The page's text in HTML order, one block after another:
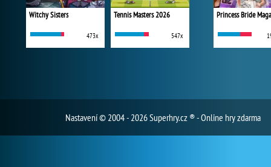
Witchy Sisters
473x
Tennis Masters 2026
547x
Princess Bride
Nastavení© 2004 - 2026 Superhry.cz ® - Online hry zdarma